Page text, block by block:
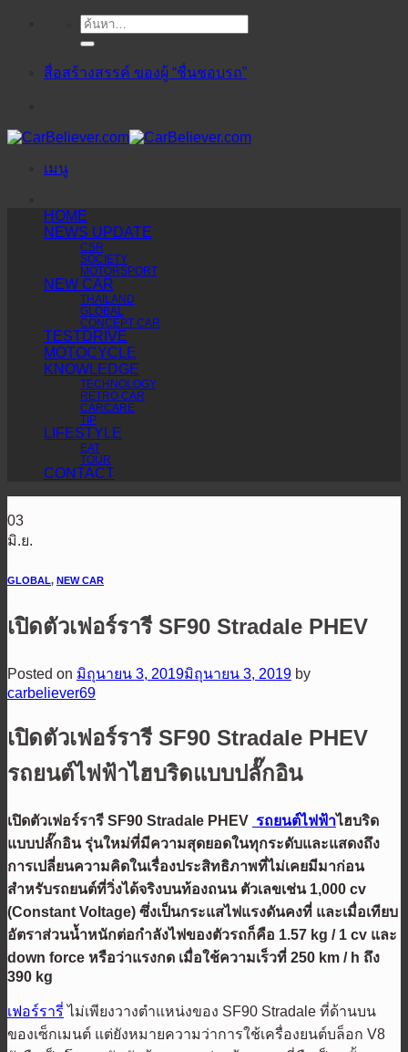
ค้นหา:
สื่อสร้างสรรค์ ของผู้ “ชื่นชอบรถ”
เมนู
HOME
NEWS UPDATE
CSR
SOCIETY
MOTORSPORT
NEW CAR
THAILAND
GLOBAL
CONCEPT CAR
TESTDRIVE
MOTOCYCLE
KNOWLEDGE
TECHNOLOGY
RETRO CAR
CARCARE
TIP
LIFESTYLE
EAT
TOUR
CONTACT
03
มิ.ย.
GLOBAL, NEW CAR
เปิดตัวเฟอร์รารี SF90 Stradale PHEV
Posted on มิถุนายน 3, 2019มิถุนายน 3, 2019 by
carbeliever69
เปิดตัวเฟอร์รารี SF90 Stradale PHEV
รถยนต์ไฟฟ้าไฮบริดแบบปลั๊กอิน
เปิดตัวเฟอร์รารี SF90 Stradale PHEV รถยนต์ไฟฟ้าไฮบริด
แบบปลั๊กอิน รุ่นใหม่ที่มีความสุดยอดในทุกระดับและแสดงถึง
การเปลี่ยนความคิดในเรื่องประสิทธิภาพที่ไม่เคยมีมาก่อน
สำหรับรถยนต์ที่วิ่งได้จริงบนท้องถนน ตัวเลขเช่น 1,000 cv
(Constant Voltage) ซึ่งเป็นกระแสไฟแรงดันคงที่ และเมื่อเทียบ
อัตราส่วนน้ำหนักต่อกำลังไฟของตัวรถก็คือ 1.57 kg / 1 cv และ
down force หรือว่าแรงกด เมื่อใช้ความเร็วที่ 250 km / h ถึง
390 kg
เฟอร์รารี่ ไม่เพียงวางตำแหน่งของ SF90 Stradale ที่ด้านบน
ของเซ็กเมนต์ แต่ยังหมายความว่าการใช้เครื่องยนต์บล็อก V8